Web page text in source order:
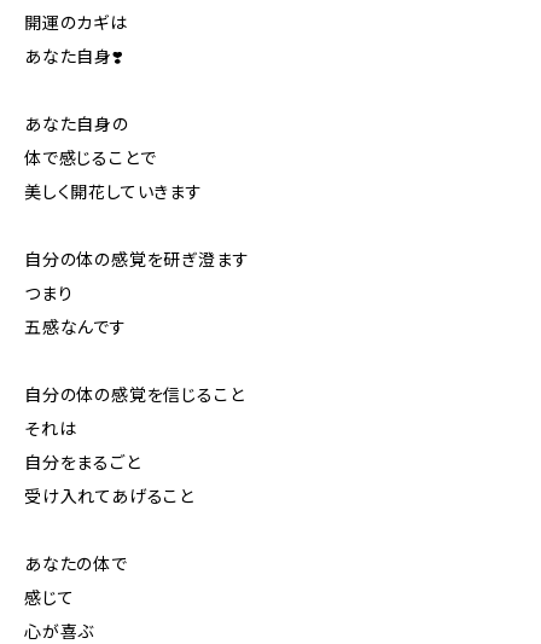
開運のカギは
あなた自身❣️
あなた自身の
体で感じることで
美しく開花していきます
自分の体の感覚を研ぎ澄ます
つまり
五感なんです
自分の体の感覚を信じること
それは
自分をまるごと
受け入れてあげること
あなたの体で
感じて
心が喜ぶ